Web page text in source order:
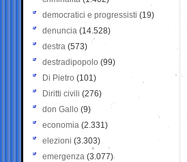
democratici e progressisti (19)
denuncia (14.528)
destra (573)
destradipopolo (99)
Di Pietro (101)
Diritti civili (276)
don Gallo (9)
economia (2.331)
elezioni (3.303)
emergenza (3.077)